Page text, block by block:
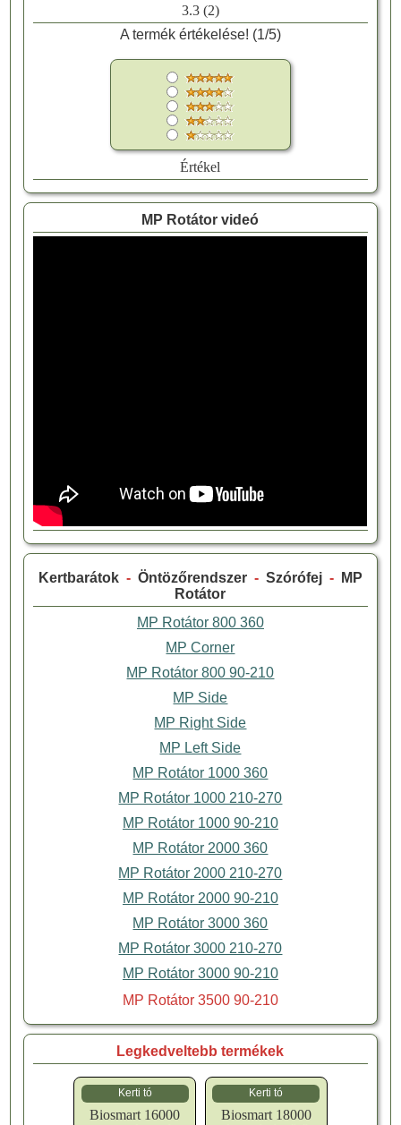
3.3(2)
A termék értékelése! (1/5)
Értékel
MP Rotátor videó
Kertbarátok- Öntözőrendszer- Szórófej-
MP
Rotátor
MP Rotátor 800 360
MP Corner
MP Rotátor 800 90-210
MP Side
MP Right Side
MP Left Side
MP Rotátor 1000 360
MP Rotátor 1000 210-270
MP Rotátor 1000 90-210
MP Rotátor 2000 360
MP Rotátor 2000 210-270
MP Rotátor 2000 90-210
MP Rotátor 3000 360
MP Rotátor 3000 210-270
MP Rotátor 3000 90-210
MP Rotátor 3500 90-210
Legkedveltebb termékek
Kerti tó
Biosmart 16000
Kerti tó
Biosmart 18000